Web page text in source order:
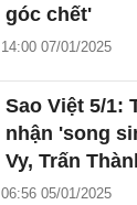
góc chết'
14:00 07/01/2025
Sao Việt 5/1:
nhận 'song
Vy, Trấn
06:56 05/01/2025